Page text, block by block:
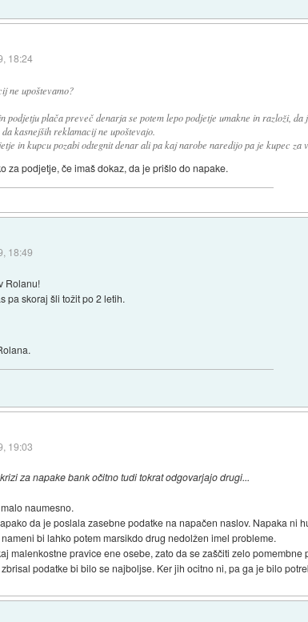
18:24
ne upoštevamo?
podjetju plača preveč denarja se potem lepo podjetje umakne in razloži, da
kasnejših reklamacij ne upoštevajo.
in kupcu pozabi odtegnit denar ali pa kaj narobe naredijo pa je kupec za
za podjetje, če imaš dokaz, da je prišlo do napake.
18:49
Rolanu!
pa skoraj šli tožit po 2 letih.
19:03
za napake bank očitno tudi tokrat odgovarjajo drugi...
naumesno.
da je poslala zasebne podatke na napačen naslov. Napaka ni
bi lahko potem marsikdo drug nedolžen imel probleme.
malenkostne pravice ene osebe, zato da se zaščiti zelo
podatke bi bilo se najboljse. Ker jih ocitno ni, pa ga je bilo